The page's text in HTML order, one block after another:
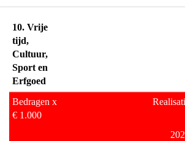
Ontwikkelingen
onzekerheden
Terug
naar
navigatie
Programma
Vrijetijd,
10. Vrije
tijd,
Cultuur,
Sport en
Erfgoed
Bedragen x
€ 1.000